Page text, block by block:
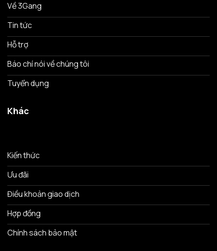
Về 3Gang
Tin tức
Hỗ trợ
Báo chí nói về chúng tôi
Tuyển dụng
Khác
Kiến thức
Ưu đãi
Điều khoản giao dịch
Hợp đồng
Chính sách bảo mật